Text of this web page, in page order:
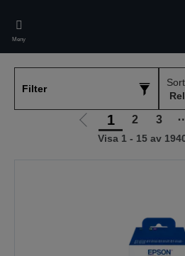
main
content
Meny
Filter
Gå
1 2 3
Visa 1 - 15 av